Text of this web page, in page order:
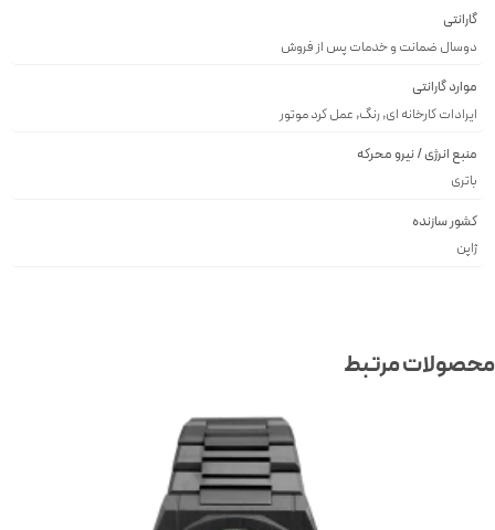
گارانتی
دوسال ضمانت و خدمات پس از فروش
موارد گارانتی
ایرادات کارخانه ای, رنگ, عمل کرد موتور
منبع انرژی / نیرو محرکه
باتری
کشور سازنده
ژاپن
مرتبط